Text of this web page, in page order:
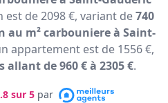
de 2098 €, variant de740
au m² carbouniere à Saint-
appartement est de 1556 €,
de 960 € à 2305 €.
sur 5 par